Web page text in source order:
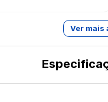
Ver mais